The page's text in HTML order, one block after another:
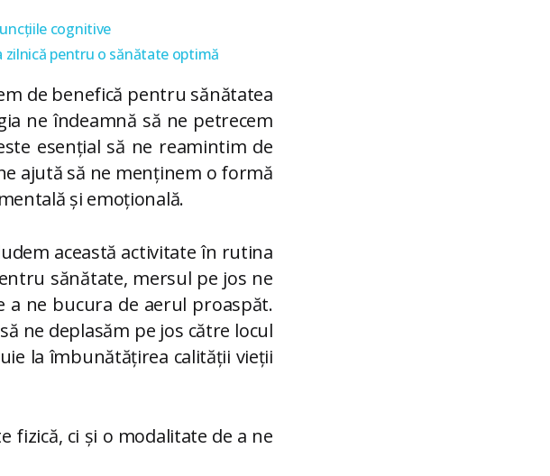
cognitive
pentru o sănătate optimă
de benefică pentru sănătatea
ne îndeamnă să ne petrecem
esențial să ne reamintim de
ajută să ne menținem o formă
și emoțională.
această activitate în rutina
sănătate, mersul pe jos ne
a ne bucura de aerul proaspăt.
ne deplasăm pe jos către locul
la îmbunătățirea calității vieții
fizică, ci și o modalitate de a ne